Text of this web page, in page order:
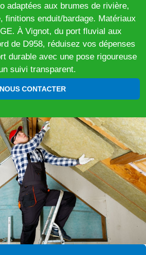
adaptées aux brumes de rivière,
finitions enduit/bardage. Matériaux
À Vignot, du port fluvial aux
de D958, réduisez vos dépenses
durable avec une pose rigoureuse
suivi transparent.
NOUS CONTACTER